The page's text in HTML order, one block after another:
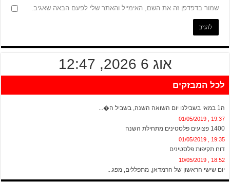
שמור בדפדפן זה את השם, האימייל והאתר שלי לפעם הבאה שאגיב.
אוג 6 2026, 12:47
לכל המבזקים
ה1 במאי בשבילנו יום השואה השנה, בשביל ה�...
19:37 , 01/05/2019
1400 פצועים פלסטינים מתחילת השנה
19:35 , 01/05/2019
דוח תקיפות פלסטינים
18:52 , 10/05/2019
יום שישי הראשון של הרמדאן, מתפללים, מפג...